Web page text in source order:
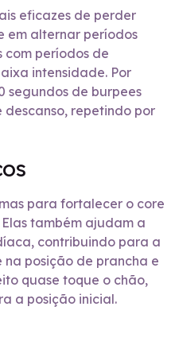
eficazes de perder
em alternar períodos
com períodos de
intensidade. Por
segundos de burpees
descanso, repetindo por
para fortalecer o core
também ajudam a
contribuindo para a
na posição de prancha e
quase toque o chão,
a posição inicial.